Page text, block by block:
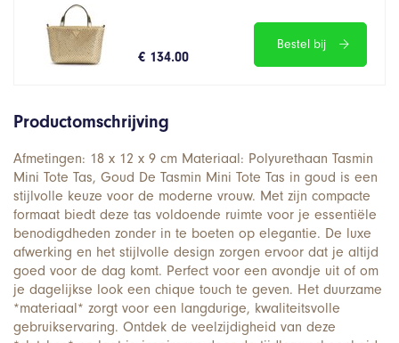
€ 134.00
Bestel bij
Productomschrijving
Afmetingen: 18 x 12 x 9 cm Materiaal: Polyurethaan Tasmin
Mini Tote Tas, Goud De Tasmin Mini Tote Tas in goud is een
stijlvolle keuze voor de moderne vrouw. Met zijn compacte
formaat biedt deze tas voldoende ruimte voor je essentiële
benodigdheden zonder in te boeten op elegantie. De luxe
afwerking en het stijlvolle design zorgen ervoor dat je altijd
goed voor de dag komt. Perfect voor een avondje uit of om
je dagelijkse look een chique touch te geven. Het duurzame
*materiaal* zorgt voor een langdurige, kwaliteitsvolle
gebruikservaring. Ontdek de veelzijdigheid van deze